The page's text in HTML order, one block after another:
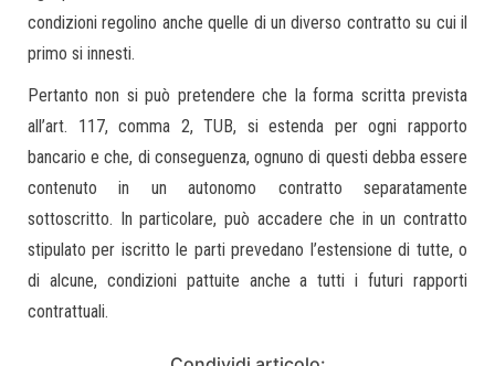
condizioni regolino anche quelle di un diverso contratto su cui il
primo si innesti.
Pertanto non si può pretendere che la forma scritta prevista
all’art. 117, comma 2, TUB, si estenda per ogni rapporto
bancario e che, di conseguenza, ognuno di questi debba essere
contenuto in un autonomo contratto separatamente
sottoscritto. In particolare, può accadere che in un contratto
stipulato per iscritto le parti prevedano l’estensione di tutte, o
di alcune, condizioni pattuite anche a tutti i futuri rapporti
contrattuali.